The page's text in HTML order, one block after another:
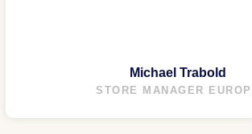
Michael Trabold
STORE MANAGER